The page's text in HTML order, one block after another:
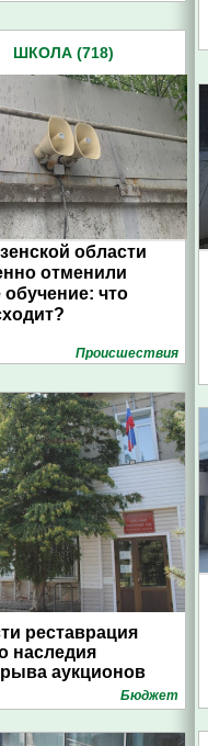
ШКОЛА (718)
области
отменили
обучение: что
Проиcшествия
реставрация
наследия
аукционов
Бюджет